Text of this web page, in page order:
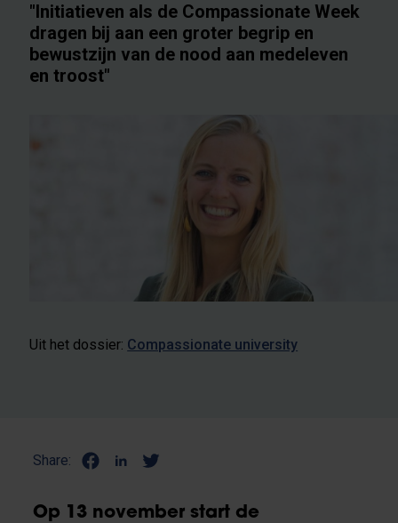
"Initiatieven als de Compassionate Week
dragen bij aan een groter begrip en
bewustzijn van de nood aan medeleven
en troost"
Uit het dossier: Compassionate university
Share:
Op 13 november start de